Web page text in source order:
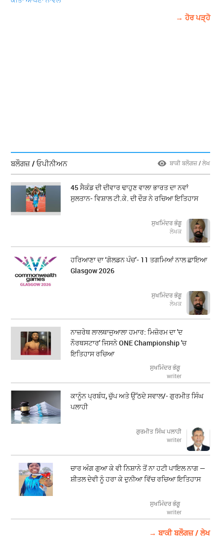
→ ਹੋਰ ਪੜ੍ਹੋ
ਬਲੌਗਜ਼ / ਓਪੀਨੀਅਨ ਬਾਕੀ ਬਲੌਗਜ਼ / ਲੇਖ
45 ਸੈਕੰਡ ਦੀ ਦੀਵਾਰ ਢਾਹੁਣ ਵਾਲਾ ਭਾਰਤ ਦਾ ਨਵਾਂ
ਸੁਲਤਾਨ- ਵਿਸ਼ਾਲ ਟੀ.ਕੇ. ਦੀ ਦੌੜ ਨੇ ਰਚਿਆ ਇਤਿਹਾਸ
ਸੁਖਮਿੰਦਰ ਭੰਗੂ
ਲੇਖਕ
ਹਰਿਆਣਾ ਦਾ ‘ਗੋਲਡਨ ਪੰਚ’- 11 ਤਗਮਿਆਂ ਨਾਲ ਛਾਇਆ
Glasgow 2026
ਸੁਖਮਿੰਦਰ ਭੰਗੂ
ਲੇਖਕ
ਨਾਜ਼ਰੇਥ ਲਾਲਥਾਜੁਆਲਾ ਹਮਾਰ: ਮਿਜ਼ੋਰਮ ਦਾ 'ਦ
ਨੌਰਥਸਟਾਰ' ਜਿਸਨੇ ONE Championship 'ਚ
ਇਤਿਹਾਸ ਰਚਿਆ
ਸੁਖਮਿੰਦਰ ਭੰਗੂ
writer
ਕਾਨੂੰਨ ਪ੍ਰਬੰਧ, ਚੁੱਪ ਅਤੇ ਉੱਠਦੇ ਸਵਾਲ/- ਗੁਰਮੀਤ ਸਿੰਘ
ਪਲਾਹੀ
ਗੁਰਮੀਤ ਸਿੰਘ ਪਲਾਹੀ
writer
ਚਾਰ ਅੰਗ ਗੁਆ ਕੇ ਵੀ ਨਿਸ਼ਾਨੇ ਤੋਂ ਨਾ ਹਟੀ ਪਾਇਲ ਨਾਗ —
ਸ਼ੀਤਲ ਦੇਵੀ ਨੂੰ ਹਰਾ ਕੇ ਦੁਨੀਆ ਵਿੱਚ ਰਚਿਆ ਇਤਿਹਾਸ
ਸੁਖਮਿੰਦਰ ਭੰਗੂ
writer
→ ਬਾਕੀ ਬਲੌਗਜ਼ / ਲੇਖ